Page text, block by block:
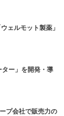
ェルモット製薬」
ー」を開発・導
プ会社で販売力の